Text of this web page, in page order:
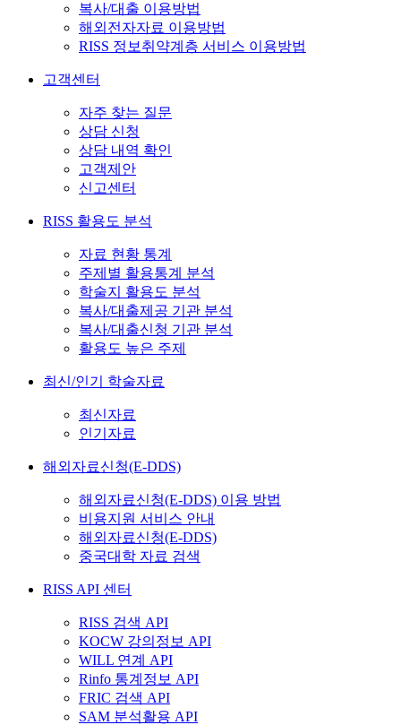
복사/대출 이용방법
해외전자자료 이용방법
RISS 정보취약계층 서비스 이용방법
고객센터
자주 찾는 질문
상담 신청
상담 내역 확인
고객제안
신고센터
RISS 활용도 분석
자료 현황 통계
주제별 활용통계 분석
학술지 활용도 분석
복사/대출제공 기관 분석
복사/대출신청 기관 분석
활용도 높은 주제
최신/인기 학술자료
최신자료
인기자료
해외자료신청(E-DDS)
해외자료신청(E-DDS) 이용 방법
비용지원 서비스 안내
해외자료신청(E-DDS)
중국대학 자료 검색
RISS API 센터
RISS 검색 API
KOCW 강의정보 API
WILL 연계 API
Rinfo 통계정보 API
FRIC 검색 API
SAM 분석활용 API